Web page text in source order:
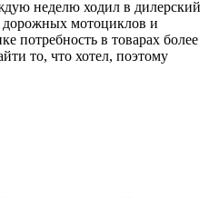
неделю ходил в дилерский
дорожных мотоциклов и
потребность в товарах более
то, что хотел, поэтому